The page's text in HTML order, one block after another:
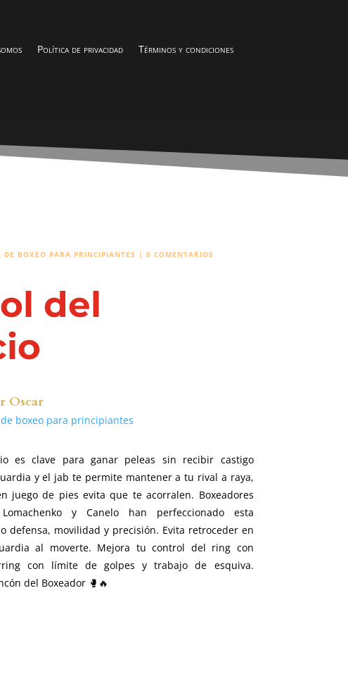
Política de privacidad Términos y condiciones
DE BOXEO PARA PRINCIPIANTES | 0 COMENTARIOS
del
Oscar
de boxeo para principiantes
es clave para ganar peleas sin recibir castigo
y el jab te permite mantener a tu rival a raya,
juego de pies evita que te acorralen. Boxeadores
y Canelo han perfeccionado esta
defensa, movilidad y precisión. Evita retroceder en
al moverte. Mejora tu control del ring con
con límite de golpes y trabajo de esquiva.
del Boxeador 🥊🔥